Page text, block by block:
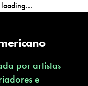
loading....
por artistas
e